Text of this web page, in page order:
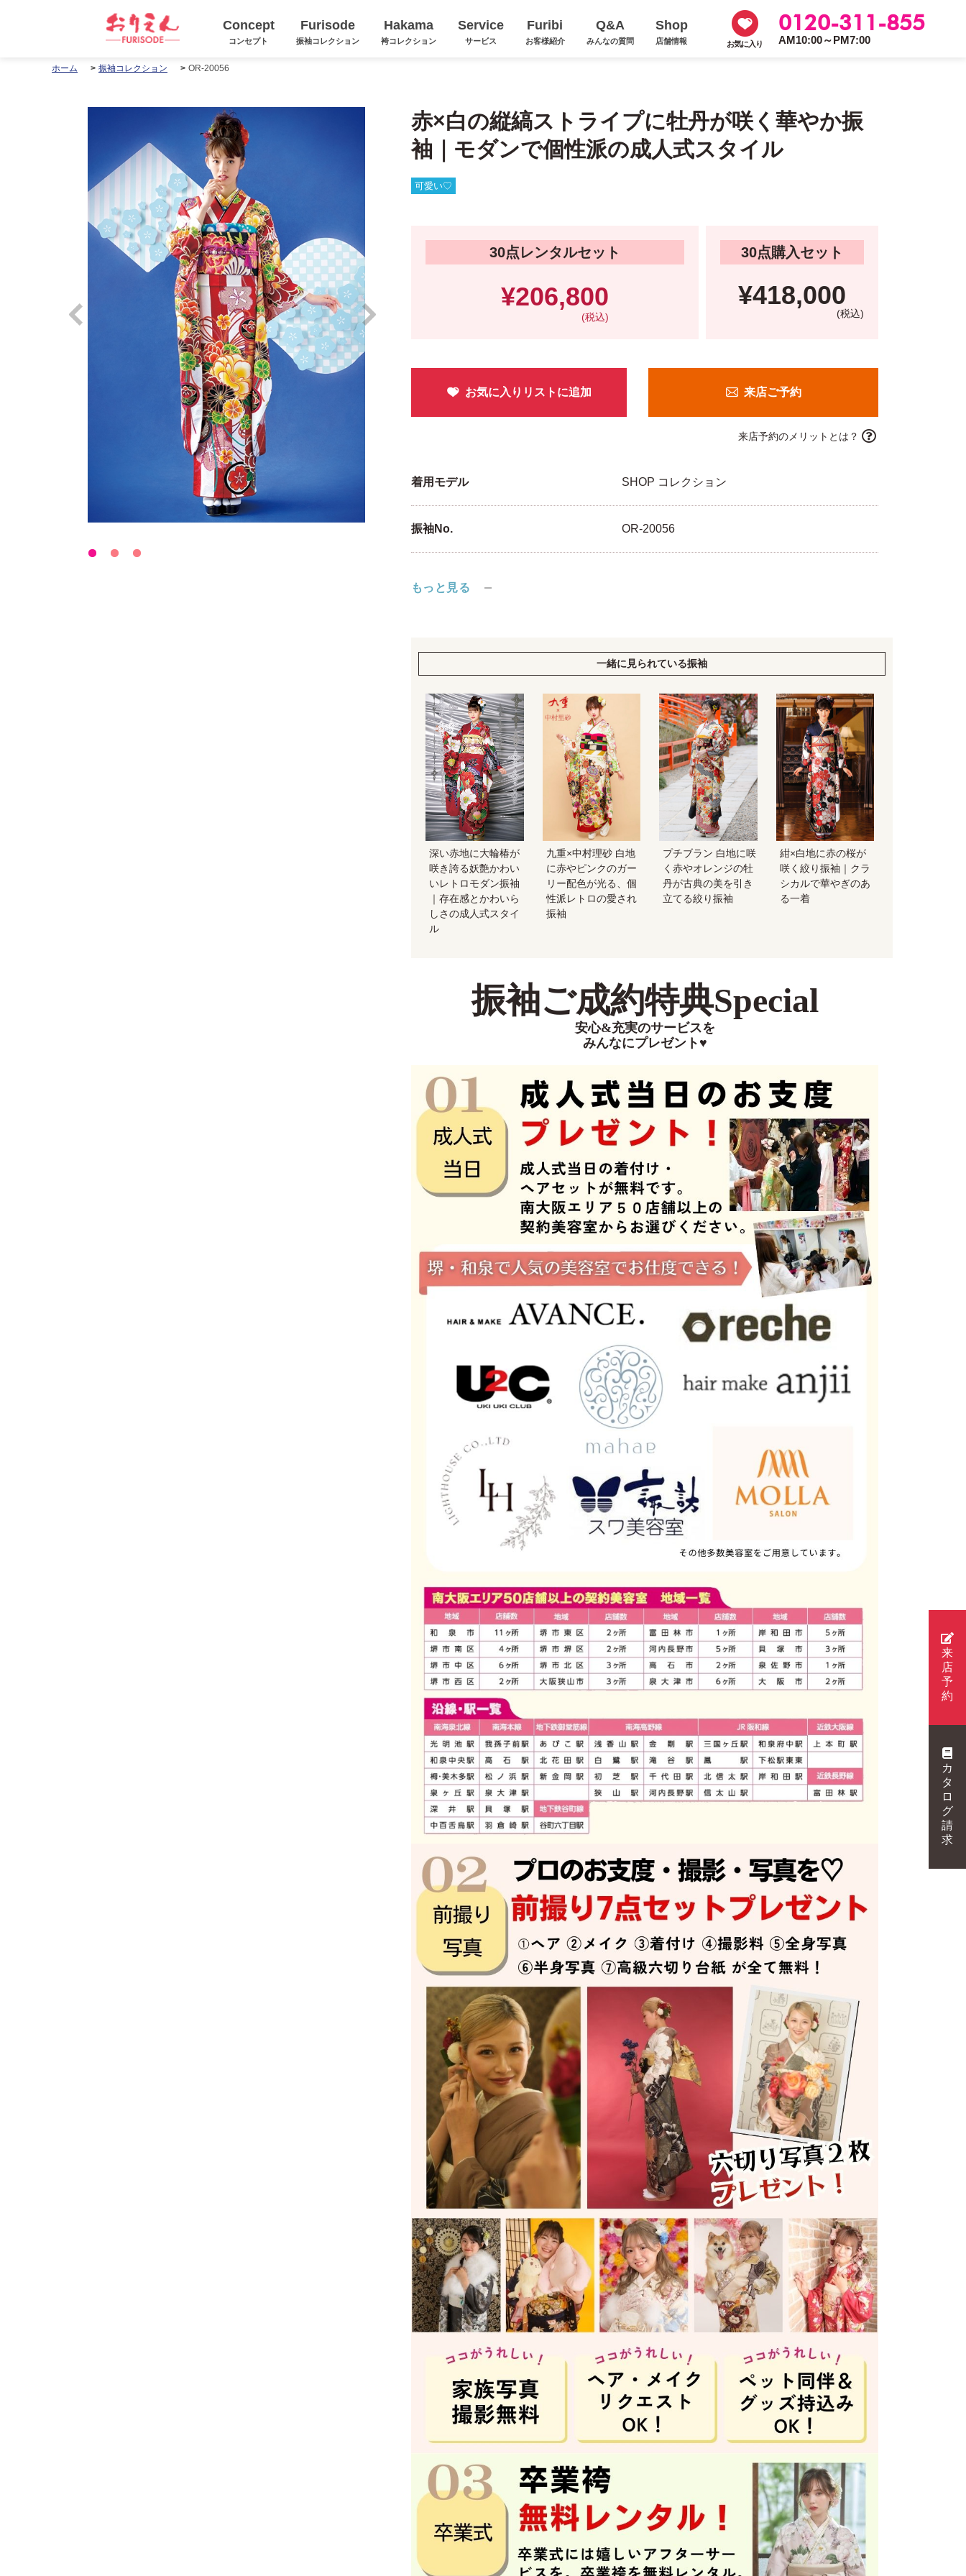
Concept
コンセプト
Furisode
振袖コレクション
Hakama
袴コレクション
Service
サービス
Furibi
お客様紹介
Q&A
みんなの質問
Shop
店舗情報 お気に入り
0120-311-855
AM10:00～PM7:00
ホーム 振袖コレクション OR-20056
赤×白の縦縞ストライプに牡丹が咲く華やか振
袖｜モダンで個性派の成人式スタイル
可愛い♡
30点レンタルセット
¥206,800
(税込)
30点購入セット
¥418,000
(税込)
来店ご予約
来店予約のメリットとは？
着用モデル SHOP コレクション
振袖No. OR-20056
もっと見る
一緒に見られている振袖
深い赤地に大輪椿が
咲き誇る妖艶かわい
いレトロモダン振袖
｜存在感とかわいら
しさの成人式スタイ
ル
九重×中村理砂 白地
に赤やピンクのガー
リー配色が光る、個
性派レトロの愛され
振袖
プチブラン 白地に咲
く赤やオレンジの牡
丹が古典の美を引き
立てる絞り振袖
紺×白地に赤の桜が
咲く絞り振袖｜クラ
シカルで華やぎのあ
る一着
振袖ご成約特典Special
安心&充実のサービスを
みんなにプレゼント♥
来
店
予
約
カ
タ
ロ
グ
請
求